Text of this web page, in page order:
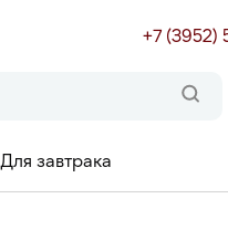
+7 (3952)
Для завтрака